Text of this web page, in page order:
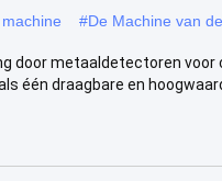
#De Machine van
door metaaldetectoren
één draagbare en